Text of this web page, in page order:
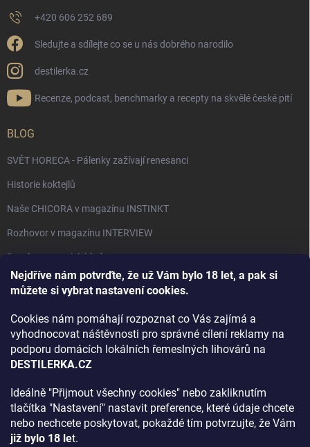
Nejdříve nám potvrďte, že už Vám bylo 18 let, a pak si
můžete si vybrat nastavení cookies.
Cookies nám pomáhají rozpoznat co Vás zajímá a
vyhodnocovat náštěvnosti pro správné cílení reklamy na
podporu domácích lokálních řemeslných lihovárů na
DESTILERKA.CZ
Ideálně "Přijmout všechny cookies" nebo zakliknutím
tlačítka "Nastavení" nastavit preference, které údaje chcete
nebo nechcete poskytovat, pokaždé tím potvrzujte, že Vám
již bylo 18 let.
+420 606 252 689
Sledujte a sdílejte co se u nás dobrého narodilo
destilerka.cz
Recenze, podcast, benchmarky a recepty na skvělé české pití
BLOG
SVĚT HORECA - Pálenky zažívají renesanci
Historie koktejlů
Naše CHICORA v magazínu INSTINKT
Rozhovor v magazínu INTERVIEW
Bourbon, americká krása.
Napsali v TÝDNU o naší práci
Rozhovor s DESTILERKA.CZ v magazínu DRINKING-CAT
Jak vybrat dárek na Vánoce
Archiv